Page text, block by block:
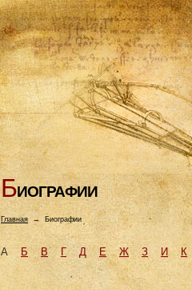
БИОГРАФИИ
Главная→ Биографии
АБ В Г Д Е Ж З И К